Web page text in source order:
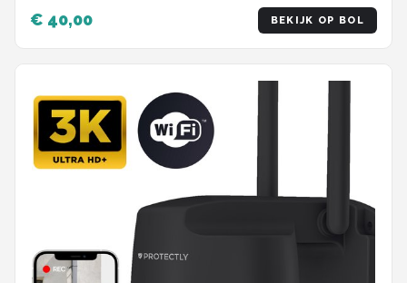
€ 40,00 BEKIJK OP BOL